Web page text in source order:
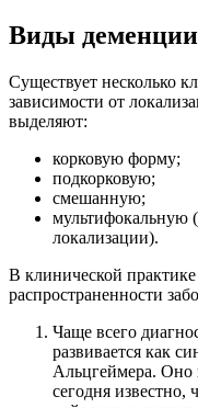
Виды деменции
Существует несколько
зависимости от
выделяют:
корковую форму;
подкорковую;
смешанную;
мультифокальную
локализации).
В клинической
распространенности
Чаще всего
развивается как
Альцгеймера. Оно
сегодня известно,